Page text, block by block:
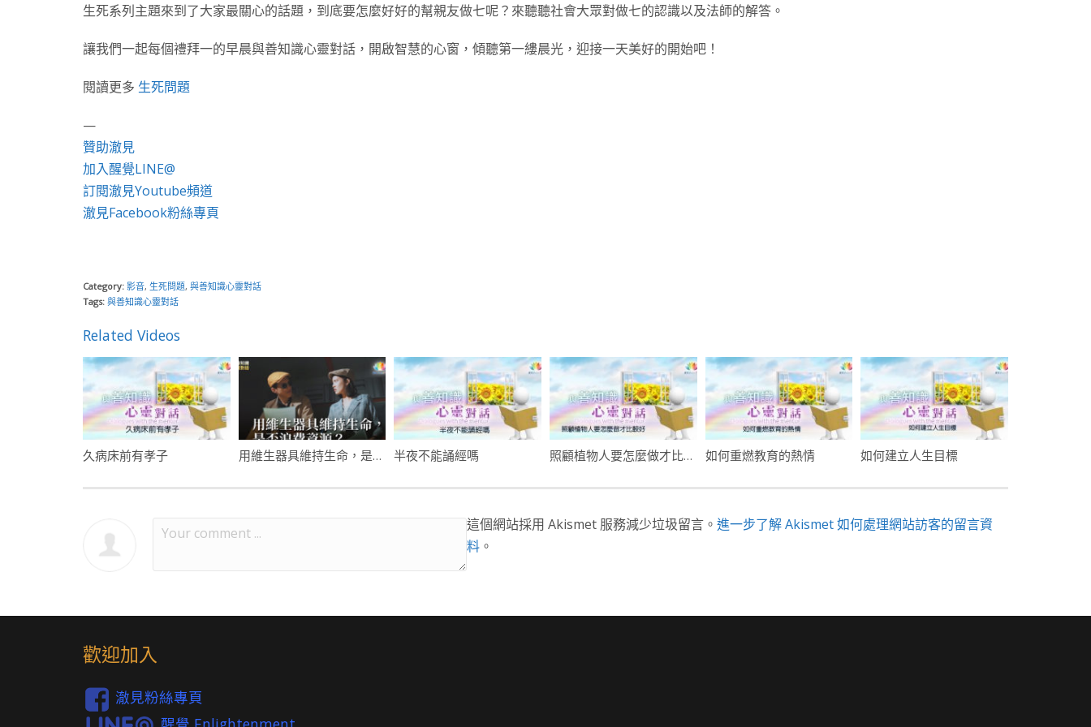
生死系列主題來到了大家最關心的話題，到底要怎麼好好的幫親友做七呢？來聽聽社會大眾對做七的認識以及法師的解答。
讓我們一起每個禮拜一的早晨與善知識心靈對話，開啟智慧的心窗，傾聽第一縷晨光，迎接一天美好的開始吧！
閱讀更多 生死問題
—
贊助澈見
加入醒覺LINE@
訂閱澈見Youtube頻道
澈見Facebook粉絲專頁
Category: 影音, 生死問題, 與善知識心靈對話
Tags: 與善知識心靈對話
Related Videos
久病床前有孝子 用維生器具維持生命，是否浪費資源？ 半夜不能誦經嗎 照顧植物人要怎麼做才比較好 如何重燃教育的熱情 如何建立人生目標
這個網站採用 Akismet 服務減少垃圾留言。 進一步了解 Akismet 如何處理網站訪客的留言資
料 。
歡迎加入
澈見粉絲專頁